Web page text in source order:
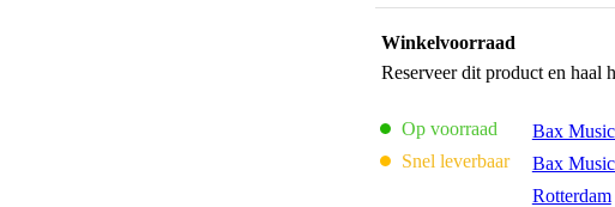
Winkelvoorraad
Reserveer dit product en haal
Op voorraad Bax
Snel leverbaar
Bax
Rotterdam